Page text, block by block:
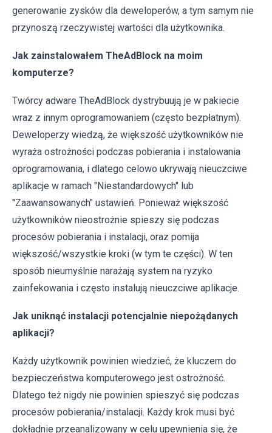
generowanie zysków dla deweloperów, a tym samym nie
przynoszą rzeczywistej wartości dla użytkownika.
Jak zainstalowałem TheAdBlock na moim
komputerze?
Twórcy adware TheAdBlock dystrybuują je w pakiecie
wraz z innym oprogramowaniem (często bezpłatnym).
Deweloperzy wiedzą, że większość użytkowników nie
wyraża ostrożności podczas pobierania i instalowania
oprogramowania, i dlatego celowo ukrywają nieuczciwe
aplikacje w ramach "Niestandardowych" lub
"Zaawansowanych" ustawień. Ponieważ większość
użytkowników nieostrożnie spieszy się podczas
procesów pobierania i instalacji, oraz pomija
większość/wszystkie kroki (w tym te części). W ten
sposób nieumyślnie narażają system na ryzyko
zainfekowania i często instalują nieuczciwe aplikacje.
Jak uniknąć instalacji potencjalnie niepożądanych
aplikacji?
Każdy użytkownik powinien wiedzieć, że kluczem do
bezpieczeństwa komputerowego jest ostrożność.
Dlatego też nigdy nie powinien spieszyć się podczas
procesów pobierania/instalacji. Każdy krok musi być
dokładnie przeanalizowany w celu upewnienia się, że